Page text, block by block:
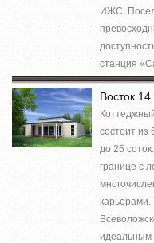
ИЖС.
станция
Восток 14
состоит из
до 25
границе с
карьерами.
идеальным